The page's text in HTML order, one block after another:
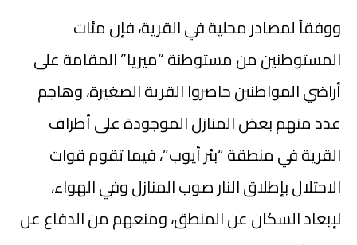
ووفقاً لمصادر محلية في القرية، فإن مئات
المستوطنين من مستوطنة “ميريا” المقامة على
أراضي المواطنين حاصروا القرية الصغيرة، وهاجم
عدد منهم بعض المنازل الموجودة على أطراف
القرية في منطقة “بئر أيوب”، فيما تقوم قوات
الاحتلال بإطلاق النار صوب المنازل وفي الهواء،
لإبعاد السكان عن المنطق، ومنعهم من الدفاع عن